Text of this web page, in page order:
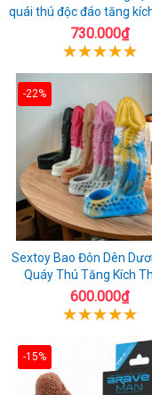
quái thú độc đáo tăng
730.000₫
-22%
Sextoy Bao Đôn Dên
Quáy Thú Tăng Kích
600.000₫
-15%